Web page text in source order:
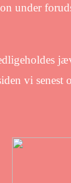
under
vi senest